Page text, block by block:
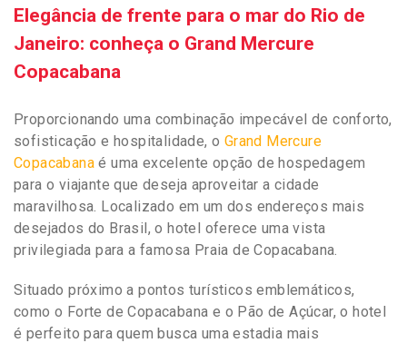
Elegância de frente para o mar do Rio de
Janeiro: conheça o Grand Mercure
Copacabana
Proporcionando uma combinação impecável de conforto,
sofisticação e hospitalidade, o Grand Mercure
Copacabana é uma excelente opção de hospedagem
para o viajante que deseja aproveitar a cidade
maravilhosa. Localizado em um dos endereços mais
desejados do Brasil, o hotel oferece uma vista
privilegiada para a famosa Praia de Copacabana.
Situado próximo a pontos turísticos emblemáticos,
como o Forte de Copacabana e o Pão de Açúcar, o hotel
é perfeito para quem busca uma estadia mais